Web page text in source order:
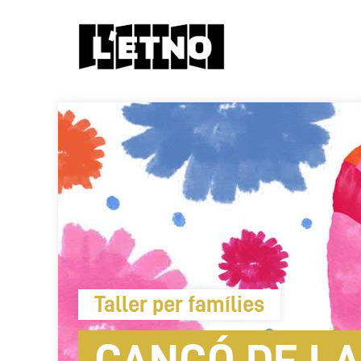
Taller per famílies